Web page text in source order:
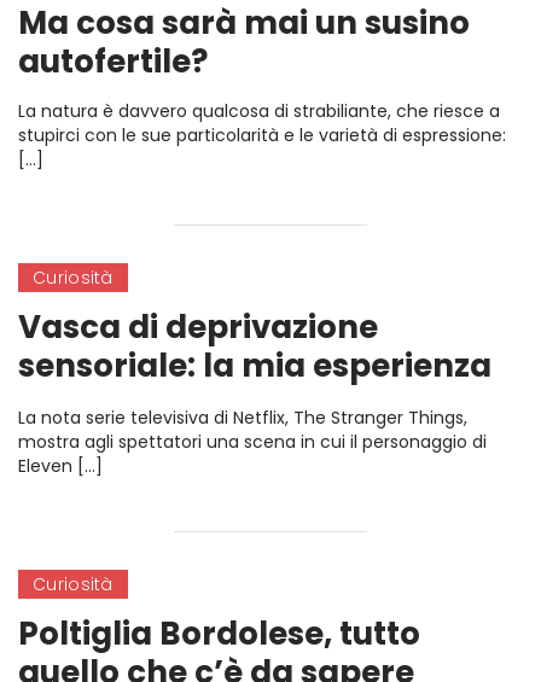
Ma cosa sarà mai un susino
autofertile?
La natura è davvero qualcosa di strabiliante, che riesce a
stupirci con le sue particolarità e le varietà di espressione:
[…]
Curiosità
Vasca di deprivazione
sensoriale: la mia esperienza
personale
La nota serie televisiva di Netflix, The Stranger Things,
mostra agli spettatori una scena in cui il personaggio di
Eleven […]
Curiosità
Poltiglia Bordolese, tutto
quello che c’è da sapere